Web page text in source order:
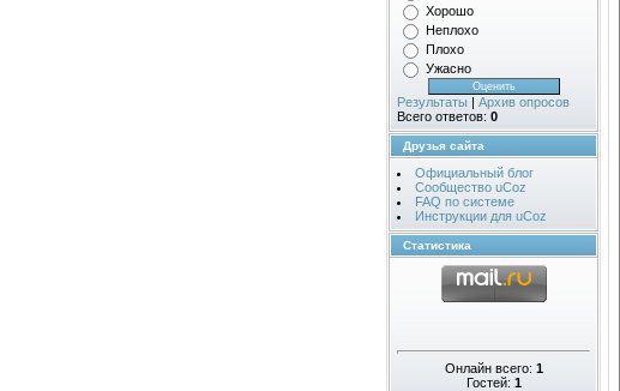
Хорошо
Неплохо
Плохо
Ужасно
Результаты | Архив опросов
Всего ответов: 0
Друзья сайта
Официальный блог
Сообщество uCoz
FAQ по системе
Инструкции для uCoz
Статистика
Онлайн всего: 1
Гостей: 1